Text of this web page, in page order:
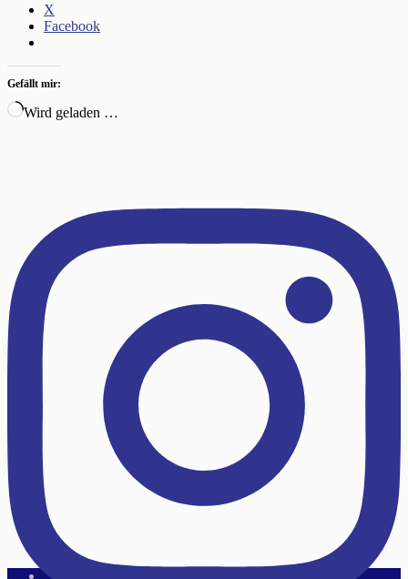
X
Facebook
Gefällt mir:
Wird geladen …